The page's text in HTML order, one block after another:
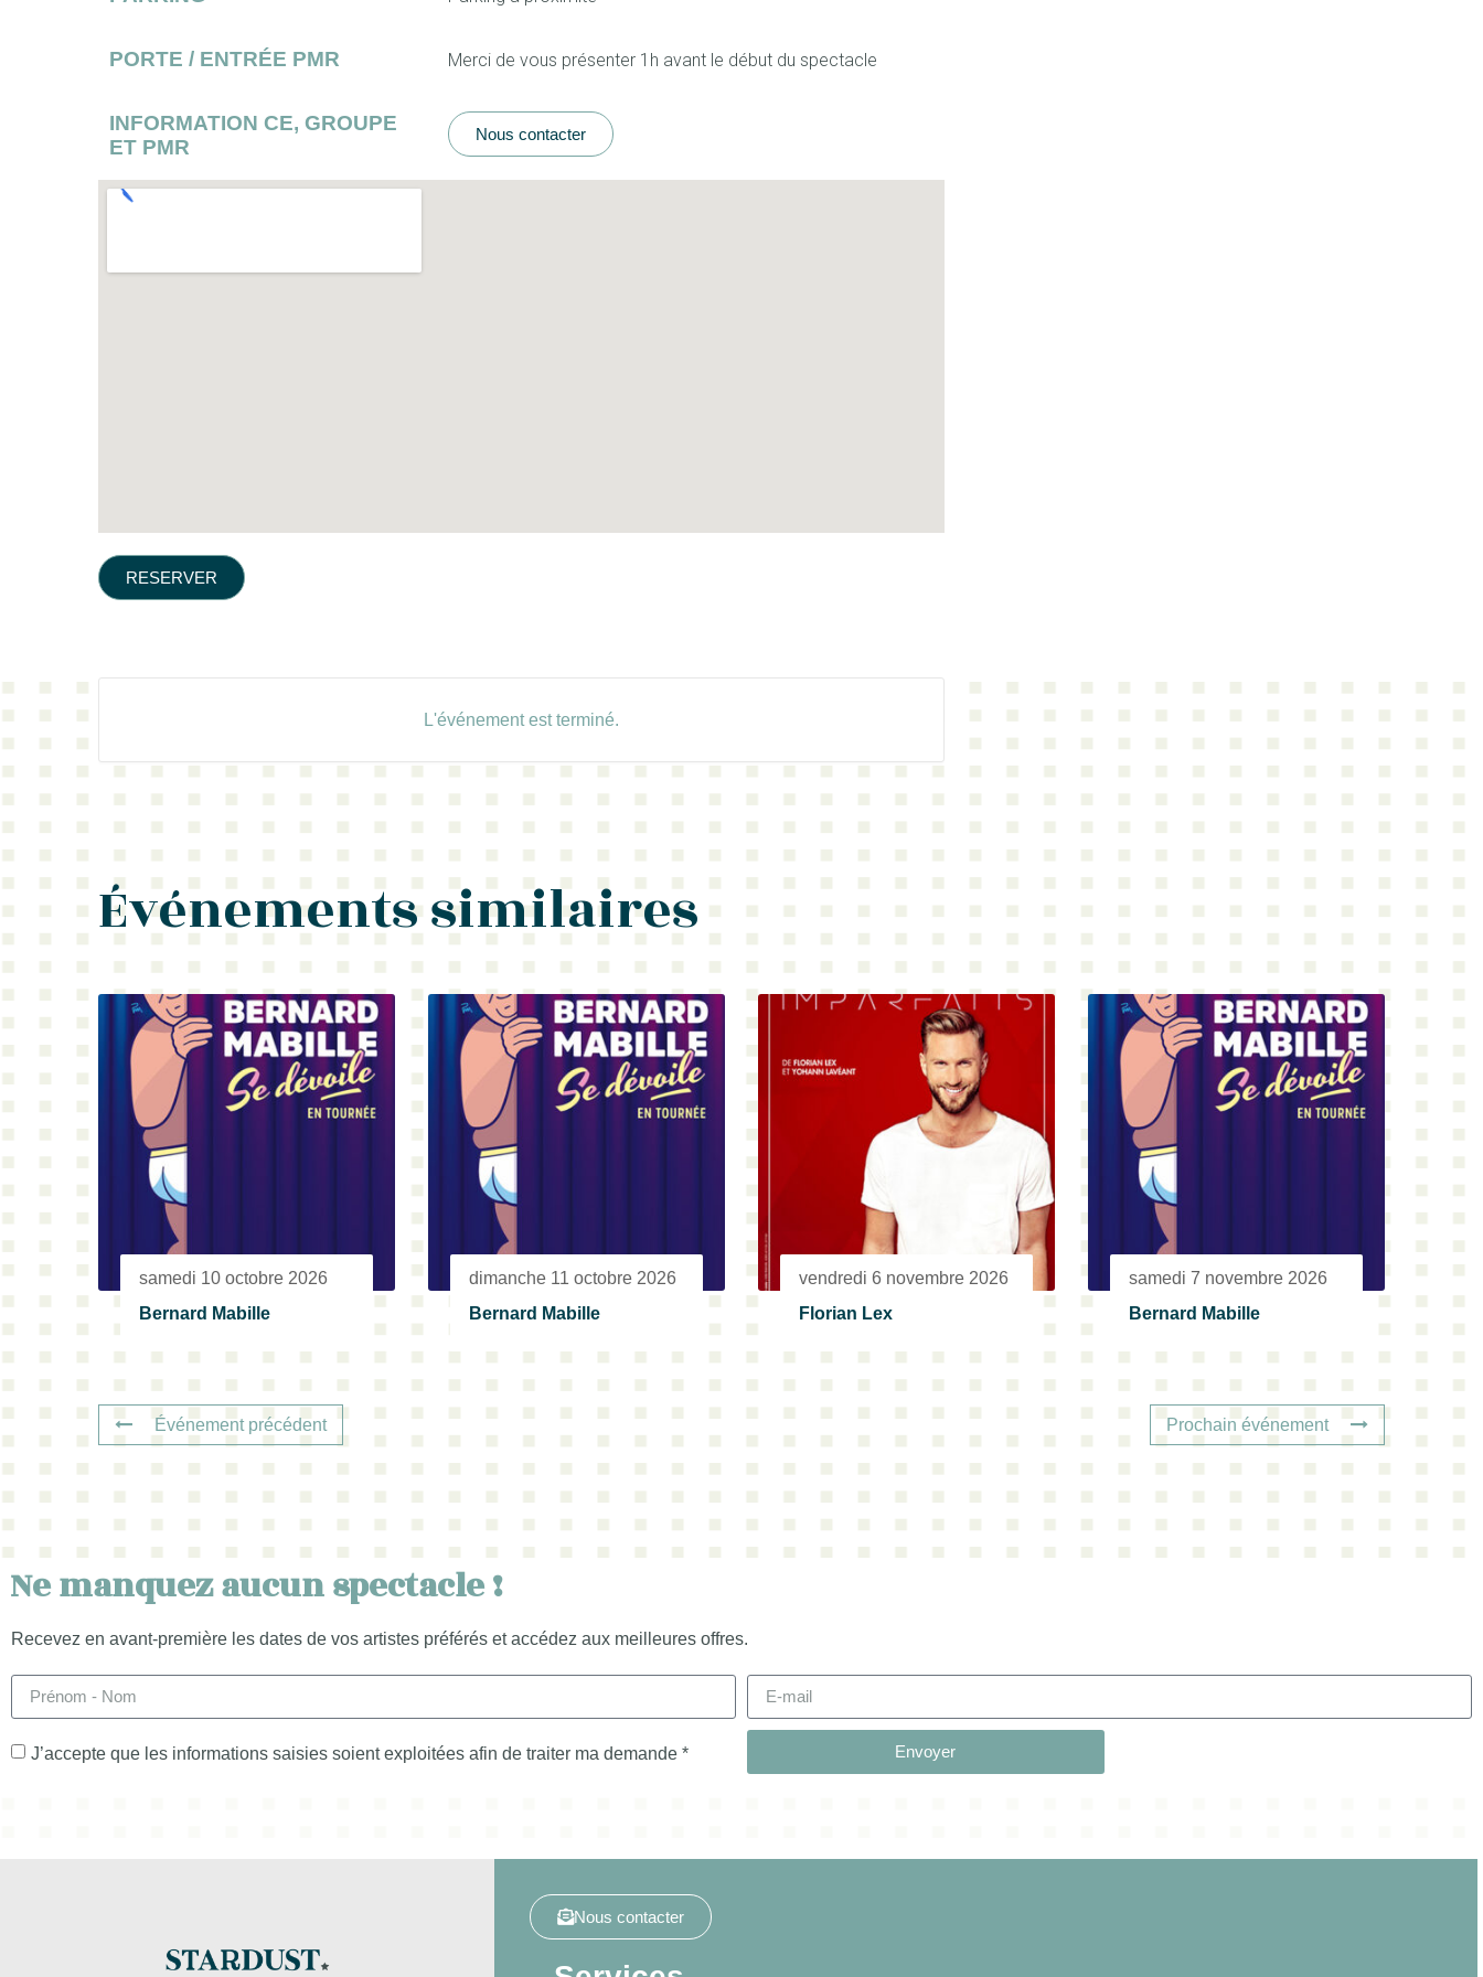
PORTE / ENTRÉE PMR Merci de vous présenter 1h avant le début du spectacle
INFORMATION CE, GROUPE
ET PMR
Nous contacter
RESERVER
L'événement est terminé.
Événements similaires
samedi 10 octobre 2026
Bernard Mabille
dimanche 11 octobre 2026
Bernard Mabille
vendredi 6 novembre 2026
Florian Lex
samedi 7 novembre 2026
Bernard Mabille
Événement précédent Prochain événement
Ne manquez aucun spectacle !
Recevez en avant-première les dates de vos artistes préférés et accédez aux meilleures offres.
J’accepte que les informations saisies soient exploitées afin de traiter ma demande * Envoyer
Nous contacter